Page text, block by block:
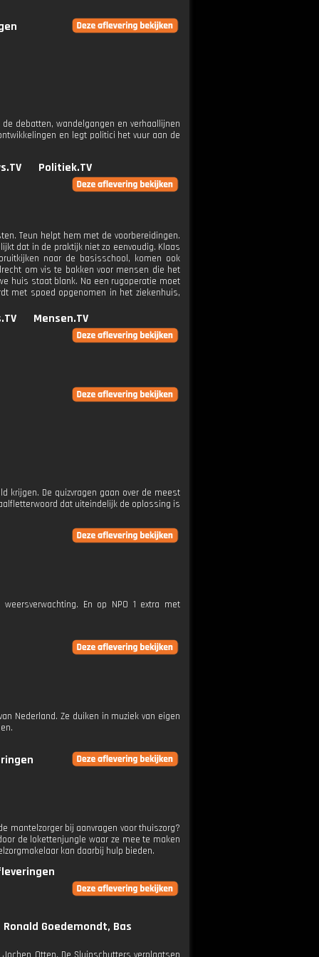
debatten, wandelgangen en verhaallijnen
en legt politici het vuur aan de
Politiek.TV
Teun helpt hem met de voorbereidingen.
dat in de praktijk niet zo eenvoudig. Klaas
naar de basisschool, komen ook
om vis te bakken voor mensen die het
huis staat blank. Na een rugoperatie moet
met spoed opgenomen in het ziekenhuis,
Mensen.TV
krijgen. De quizvragen gaan over de meest
dat uiteindelijk de oplossing is
En op NPO 1 extra met
Nederland. Ze duiken in muziek van eigen
mantelzorger bij aanvragen voor thuiszorg?
de lokettenjungle waar ze mee te maken
kan daarbij hulp bieden.
Goedemondt, Bas